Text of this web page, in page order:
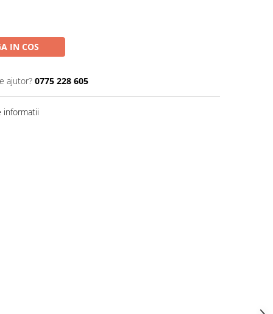
IN COS
ajutor? 0775 228 605
informatii